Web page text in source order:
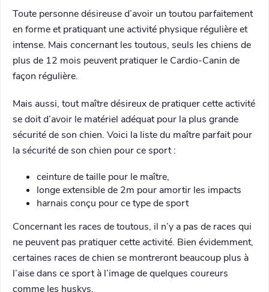
Toute personne désireuse d’avoir un toutou parfaitement
en forme et pratiquant une activité physique régulière et
intense. Mais concernant les toutous, seuls les chiens de
plus de 12 mois peuvent pratiquer le Cardio-Canin de
façon régulière.
Mais aussi, tout maître désireux de pratiquer cette activité
se doit d’avoir le matériel adéquat pour la plus grande
sécurité de son chien. Voici la liste du maître parfait pour
la sécurité de son chien pour ce sport :
ceinture de taille pour le maître,
longe extensible de 2m pour amortir les impacts
harnais conçu pour ce type de sport
Concernant les races de toutous, il n’y a pas de races qui
ne peuvent pas pratiquer cette activité. Bien évidemment,
certaines races de chien se montreront beaucoup plus à
l’aise dans ce sport à l’image de quelques coureurs
comme les huskys.